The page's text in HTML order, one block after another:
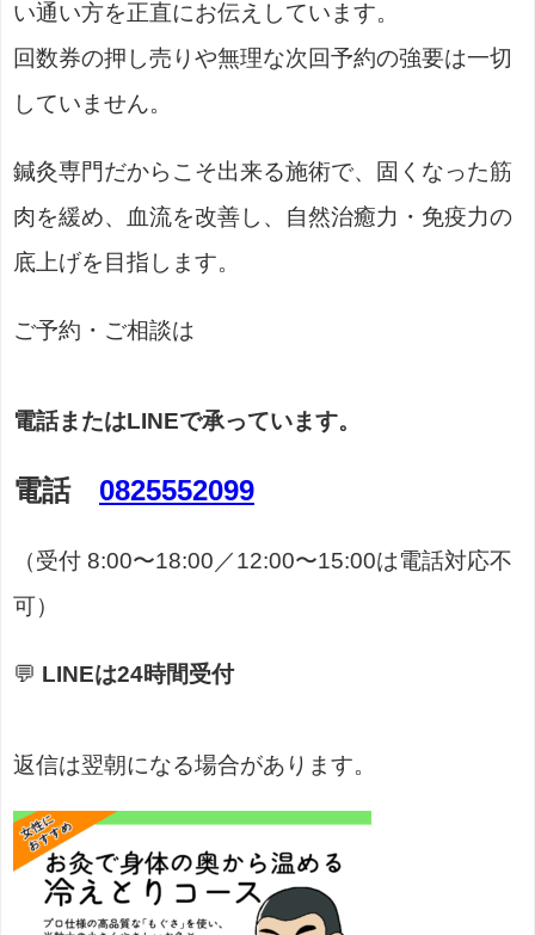
い通い方を正直にお伝えしています。
回数券の押し売りや無理な次回予約の強要は一切
していません。
鍼灸専門だからこそ出来る施術で、固くなった筋
肉を緩め、血流を改善し、自然治癒力・免疫力の
底上げを目指します。
ご予約・ご相談は
電話またはLINEで承っています。
電話 0825552099
（受付 8:00〜18:00／12:00〜15:00は電話対応不
可）
💬 LINEは24時間受付
返信は翌朝になる場合があります。